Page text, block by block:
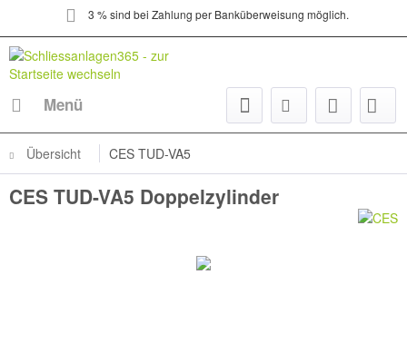
3 % sind bei Zahlung per Banküberweisung möglich.
Menü
Übersicht CES TUD-VA5
CES TUD-VA5 Doppelzylinder